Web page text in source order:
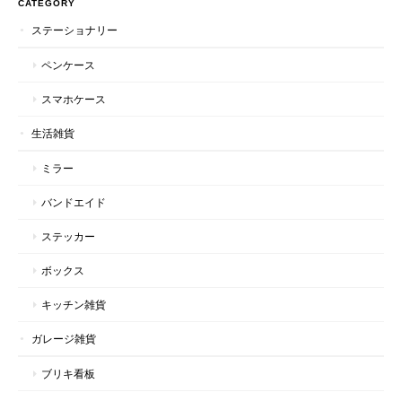
CATEGORY
ステーショナリー
ペンケース
スマホケース
生活雑貨
ミラー
バンドエイド
ステッカー
ボックス
キッチン雑貨
ガレージ雑貨
ブリキ看板